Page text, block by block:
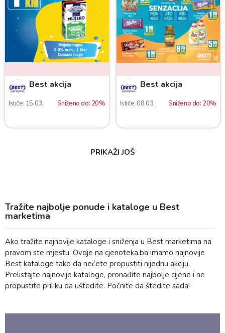
Best akcija
Ističe: 15.03. Sniženo do: 20%
Best akcija
Ističe: 08.03. Sniženo do: 20%
PRIKAŽI JOŠ
Tražite najbolje ponude i kataloge u Best
marketima
Ako tražite najnovije kataloge i sniženja u Best marketima na
pravom ste mjestu. Ovdje na cjenoteka.ba imamo najnovije
Best kataloge tako da nećete propustiti nijednu akciju.
Prelistajte najnovije kataloge, pronađite najbolje cijene i ne
propustite priliku da uštedite. Počnite da štedite sada!